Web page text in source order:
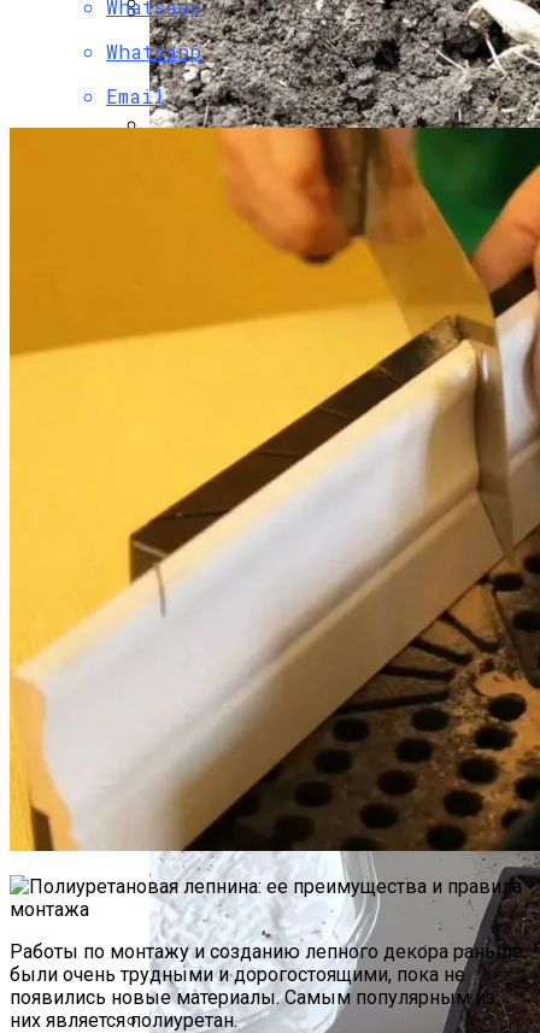
Как Прочистить Дымоход Своими
Руками
Основные Способы Взыскания Долгов
С Помощью Юридических Услуг
Нарушения В Области
Административного Права: Как
Бороться И Как Устранить
Благоприятные Дни Для Высадки
Георгинов В Открытый Грунт Весной
2024 Года
Ежа Сборная – Использование И
Применение В Озеленении И
Ландшафтном Дизайне
Whatsapp
Whatsapp
Email
Работы по монтажу и созданию лепного декора раньше
были очень трудными и дорогостоящими, пока не
появились новые материалы. Самым популярным из
них является полиуретан.